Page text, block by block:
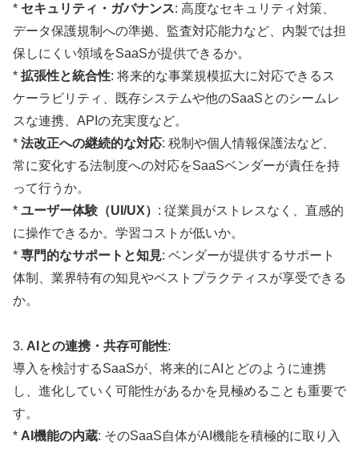
* セキュリティ・ガバナンス: 高度なセキュリティ対策、
データ保護規制への準拠、監査対応能力など、内製では担
保しにくい領域をSaaSが提供できるか。
* 拡張性と統合性: 将来的な事業規模拡大に対応できるス
ケーラビリティ、既存システムや他のSaaSとのシームレ
スな連携、APIの充実度など。
* 法改正への継続的な対応: 税制や個人情報保護法など、
常に変化する法制度への対応をSaaSベンダーが責任を持
って行うか。
* ユーザー体験（UI/UX） : 従業員がストレスなく、直感的
に操作できるか。学習コストが低いか。
* 専門的なサポートと知見: ベンダーが提供するサポート
体制、業界特有の知見やベストプラクティスが享受できる
か。
3. AIとの連携・共存可能性:
導入を検討するSaaSが、将来的にAIとどのように連携
し、進化していく可能性があるかを見極めることも重要で
す。
* AI機能の内蔵: そのSaaS自体がAI機能を積極的に取り入